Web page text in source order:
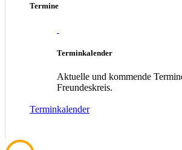
Termine
Terminkalender
Aktuelle und kommende
Freundeskreis.
Terminkalender